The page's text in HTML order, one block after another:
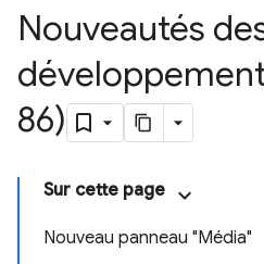
Nouveautés
86)
Sur cette page
Nouveau panneau "Média"